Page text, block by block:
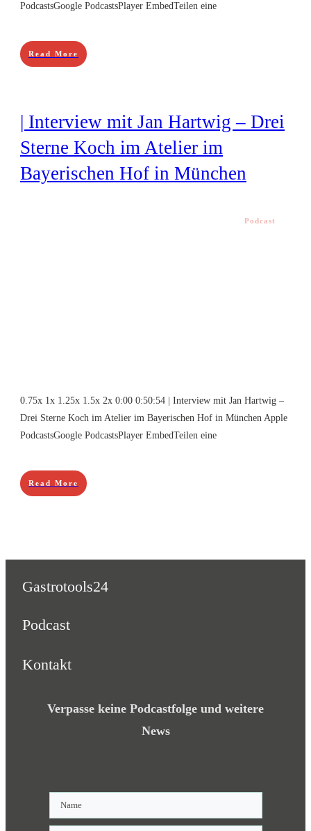
PodcastsGoogle PodcastsPlayer EmbedTeilen eine
Read More
| Interview mit Jan Hartwig – Drei
Sterne Koch im Atelier im
Bayerischen Hof in München
Podcast
0.75x 1x 1.25x 1.5x 2x 0:00 0:50:54 | Interview mit Jan Hartwig –
Drei Sterne Koch im Atelier im Bayerischen Hof in München Apple
PodcastsGoogle PodcastsPlayer EmbedTeilen eine
Read More
Gastrotools24
Podcast
Kontakt
Verpasse keine Podcastfolge und weitere
News